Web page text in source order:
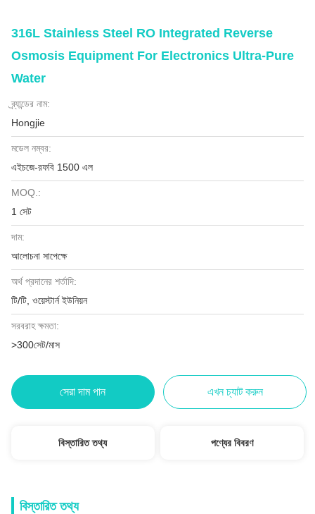
316L Stainless Steel RO Integrated Reverse
Osmosis Equipment For Electronics Ultra-Pure
Water
ব্র্যান্ডের নাম:
Hongjie
মডেল নম্বর:
এইচজে-রফবি 1500 এল
MOQ.:
1 সেট
দাম:
আলোচনা সাপেক্ষে
অর্থ প্রদানের শর্তাদি:
টি/টি, ওয়েস্টার্ন ইউনিয়ন
সরবরাহ ক্ষমতা:
>300সেট/মাস
সেরা দাম পান এখন চ্যাট করুন
বিস্তারিত তথ্য পণ্যের বিবরণ
বিস্তারিত তথ্য